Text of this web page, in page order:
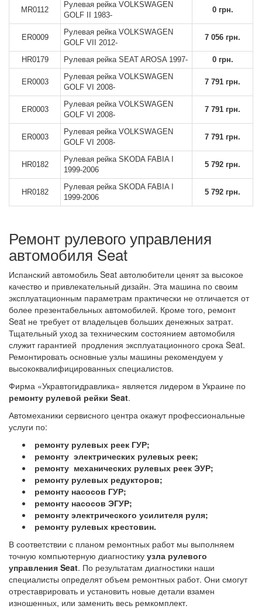
MR0112
Рулевая рейка VOLKSWAGEN
GOLF II 1983-
0 грн.
ER0009
Рулевая рейка VOLKSWAGEN
GOLF VII 2012-
7 056 грн.
HR0179 Рулевая рейка SEAT AROSA 1997- 0 грн.
ER0003
Рулевая рейка VOLKSWAGEN
GOLF VI 2008-
7 791 грн.
ER0003
Рулевая рейка VOLKSWAGEN
GOLF VI 2008-
7 791 грн.
ER0003
Рулевая рейка VOLKSWAGEN
GOLF VI 2008-
7 791 грн.
HR0182
Рулевая рейка SKODA FABIA I
1999-2006
5 792 грн.
HR0182
Рулевая рейка SKODA FABIA I
1999-2006
5 792 грн.
Ремонт рулевого управления
автомобиля Seat
Испанский автомобиль Seat автолюбители ценят за высокое
качество и привлекательный дизайн. Эта машина по своим
эксплуатационным параметрам практически не отличается от
более презентабельных автомобилей. Кроме того, ремонт
Seat не требует от владельцев больших денежных затрат.
Тщательный уход за техническим состоянием автомобиля
служит гарантией продления эксплуатационного срока Seat.
Ремонтировать основные узлы машины рекомендуем у
высококвалифицированных специалистов.
Фирма «Укравтогидравлика» является лидером в Украине по
ремонту рулевой рейки Seat.
Автомеханики сервисного центра окажут профессиональные
услуги по:
ремонту рулевых реек ГУР;
ремонту электрических рулевых реек;
ремонту механических рулевых реек ЭУР;
ремонту рулевых редукторов;
ремонту насосов ГУР;
ремонту насосов ЭГУР;
ремонту электрического усилителя руля;
ремонту рулевых крестовин.
В соответствии с планом ремонтных работ мы выполняем
точную компьютерную диагностику узла рулевого
управления Seat. По результатам диагностики наши
специалисты определят объем ремонтных работ. Они смогут
отреставрировать и установить новые детали взамен
изношенных, или заменить весь ремкомплект.